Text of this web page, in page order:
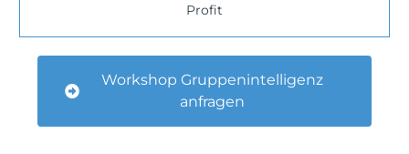
Profit
Workshop Gruppenintelligenz
anfragen